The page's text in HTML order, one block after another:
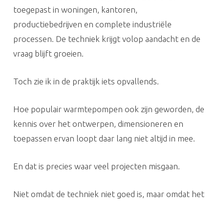
toegepast in woningen, kantoren,
productiebedrijven en complete industriële
processen. De techniek krijgt volop aandacht en de
vraag blijft groeien.
Toch zie ik in de praktijk iets opvallends.
Hoe populair warmtepompen ook zijn geworden, de
kennis over het ontwerpen, dimensioneren en
toepassen ervan loopt daar lang niet altijd in mee.
En dat is precies waar veel projecten misgaan.
Niet omdat de techniek niet goed is, maar omdat het